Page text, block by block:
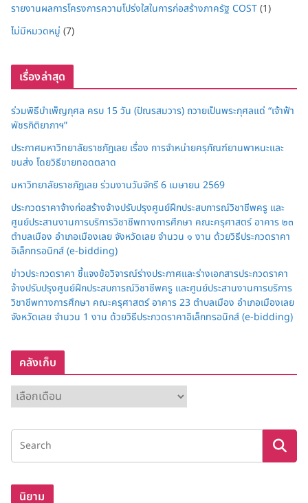
รายงานผลการโครงการความโปร่งใสในการก่อสร้างภาครัฐ COST(1)
ไม่มีหมวดหมู่ (7)
เรื่องล่าสุด
ร่วมพิธีบำเพ็ญกุศล ครบ 15 วัน (ปัณรสมวาร) ถวายเป็นพระกุศลแด่ “เจ้าฟ้า
พัชรกิติยาภาฯ”
ประกาศมหาวิทยาลัยราชภัฏเลย เรื่อง การจำหน่ายครุภัณฑ์ยานพาหนะและ
ขนส่ง โดยวิธีขายทอดตลาด
มหาวิทยาลัยราชภัฏเลย ร่วมงานวันจักรี 6 เมษายน 2569
ประกวดราคาจ้างก่อสร้างจ้างปรับปรุงศูนย์ฝึกประสบการณ์วิชาชีพครู และ
ศูนย์ประสานงานการบริการวิชาชีพทางการศึกษา คณะครุศาสตร์ อาคาร ๒๓
ตำบลเมือง อำเภอเมืองเลย จังหวัดเลย จำนวน ๑ งาน ด้วยวิธีประกวดราคา
อิเล็กทรอนิกส์ (e-bidding)
ข่าวประกวดราคา ชี้แจงข้อวิจารณ์ร่างประกาศและร่างเอกสารประกวดราคา
จ้างปรับปรุงศูนย์ฝึกประสบการณ์วิชาชีพครู และศูนย์ประสานงานการบริการ
วิชาชีพทางการศึกษา คณะครุศาสตร์ อาคาร 23 ตำบลเมือง อำเภอเมืองเลย
จังหวัดเลย จำนวน 1 งาน ด้วยวิธีประกวดราคาอิเล็กทรอนิกส์ (e-bidding)
คลังเก็บ
ลั
ง
ก็
นิยาม